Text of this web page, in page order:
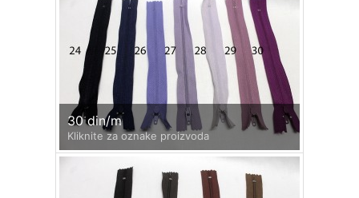
30 din/m
Kliknite za oznake proizvoda